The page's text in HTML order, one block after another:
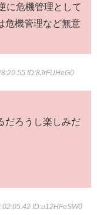
に危機管理として
危機管理など無意
ID:8JrFUHeG0
だろうし楽しみだ
ID:u12HFeSW0